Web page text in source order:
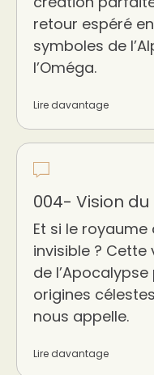
retour espéré
symboles de
l’Oméga.
Lire davantage
004- Vision
Et si le
invisible ? Cette
de
origines
nous appelle.
Lire davantage